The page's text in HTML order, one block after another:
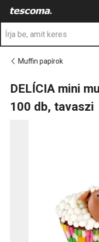
A DELÍCIA mini muffinpapír
Ugrás
Ugrás
Muffin papírok
DELÍCIA mini
100 db, tavaszi